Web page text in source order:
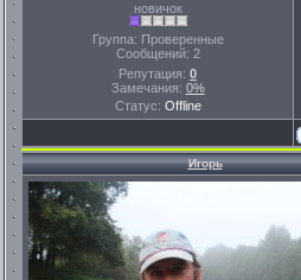
новичок
Группа: Проверенные
Сообщений: 2
Репутация: 0
Замечания: 0%
Статус: Offline
Игорь